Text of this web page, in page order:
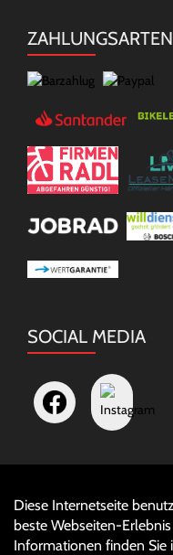
ZAHLUNGSARTEN
SOCIAL MEDIA
Diese Internetseite
beste Webseiten-
Informationen finden Sie